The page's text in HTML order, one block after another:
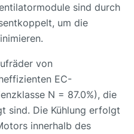
sind durch
um die
von
EC-
N = 87.0%), die
sind. Die Kühlung erfolgt
innerhalb des